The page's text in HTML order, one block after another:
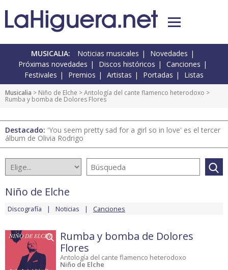
MUSICALIA: Noticias musicales
Novedades
Próximas novedades
Discos históricos
Canciones
Festivales
Premios Artistas Portadas Listas
Musicalia > Niño de Elche >Antología del cante flamenco heterodoxo >
Rumba y bomba de Dolores Flores
Destacado: 'You seem pretty sad for a girl so in love' es el tercer
álbum de Olivia Rodrigo
Niño de Elche
Discografía Noticias Canciones
Rumba y bomba de Dolores
Flores
Antología del cante flamenco heterodoxo
Niño de Elche